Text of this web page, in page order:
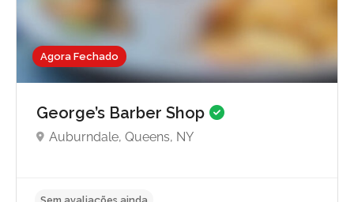
Agora Fechado
George’s Barber Shop
Auburndale, Queens, NY